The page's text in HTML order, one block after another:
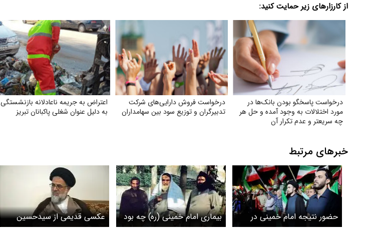
از کارزارهای زیر حمایت کنید:
درخواست پاسخگو بودن بانک‌ها در
مورد اختلالات به وجود آمده و حل هر
چه سریعتر و عدم تکرار آن
درخواست فروش دارایی‌های شرکت
تدبیرگران و توزیع سود بین سهامداران
اعتراض به جریمه ناعادلانه بازنشستگی
به دلیل عنوان شغلی پاکبانان تبریز
خبرهای مرتبط
حضور نتیجه امام خمینی در
تجمع شبانه تهران + عکس
بیماری امام خمینی (ره) چه بود
و پزشکان چطور تشخیص
عکسی قدیمی از سیدحسین
موسوی تبریزی و آیت‌الله